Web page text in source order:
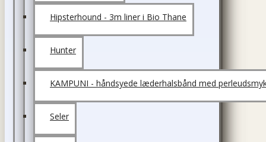
Hipsterhound - 3m liner i Bio Thane
Hunter
KAMPUNI - håndsyede læderhalsbånd med
Seler